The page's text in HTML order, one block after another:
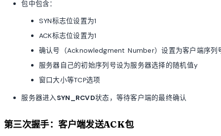
包中包含：
SYN标志位设置为1
ACK标志位设置为1
确认号（Acknowledgment Number）设置为客户端序列
服务器自己的初始序列号设为服务器选择的随机值y
窗口大小等TCP选项
服务器进入SYN_RCVD状态，等待客户端的最终确认
第三次握手：客户端发送ACK包